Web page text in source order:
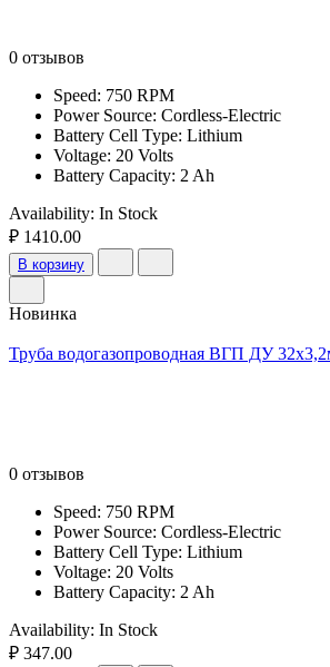
0 отзывов
Speed: 750 RPM
Power Source: Cordless-Electric
Battery Cell Type: Lithium
Voltage: 20 Volts
Battery Capacity: 2 Ah
Availability: In Stock
₽ 1410.00
В корзину
Новинка
Труба водогазопроводная ВГП ДУ
0 отзывов
Speed: 750 RPM
Power Source: Cordless-Electric
Battery Cell Type: Lithium
Voltage: 20 Volts
Battery Capacity: 2 Ah
Availability: In Stock
₽ 347.00